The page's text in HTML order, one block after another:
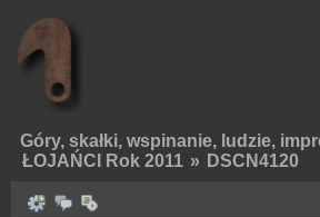
Góry, skałki, wspinanie, ludzie,
ŁOJAŃCI Rok 2011 » DSCN4120